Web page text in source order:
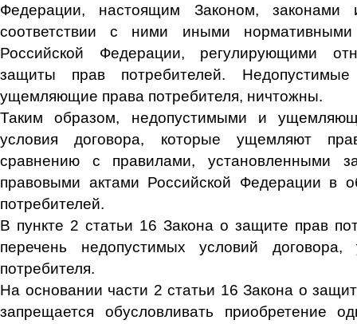
Федерации, настоящим Законом,
соответствии с ними иными
Российской Федерации, регулирующими
защиты прав потребителей. Недопустимые
ущемляющие права потребителя, ничтожны.
Таким образом, недопустимыми и
условия договора, которые ущемляют
сравнению с правилами, установленными
правовыми актами Российской Федерации в
потребителей.
В пункте 2 статьи 16 Закона о защите прав
перечень недопустимых условий
потребителя.
На основании части 2 статьи 16 Закона о
запрещается обусловливать приобретение